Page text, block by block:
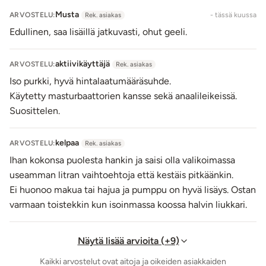
ARVOSTELU:Musta Rek. asiakas - tässä kuussa
Edullinen, saa lisäillä jatkuvasti, ohut geeli.
ARVOSTELU:aktiivikäyttäjä Rek. asiakas
Iso purkki, hyvä hintalaatumääräsuhde.
Käytetty masturbaattorien kansse sekä anaalileikeissä.
Suosittelen.
ARVOSTELU:kelpaa Rek. asiakas
Ihan kokonsa puolesta hankin ja saisi olla valikoimassa
useamman litran vaihtoehtoja että kestäis pitkäänkin.
Ei huonoo makua tai hajua ja pumppu on hyvä lisäys. Ostan
varmaan toistekkin kun isoinmassa koossa halvin liukkari.
Näytä lisää arvioita (+9)
Kaikki arvostelut ovat aitoja ja oikeiden asiakkaiden